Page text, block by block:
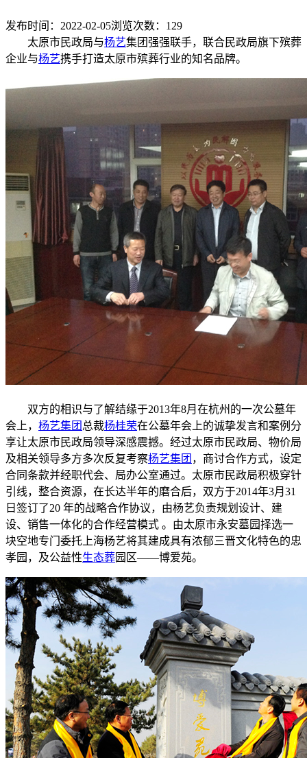
发布时间：2022-02-05浏览次数： 129
太原市民政局与杨艺集团强强联手，联合民政局旗下殡葬
企业与杨艺携手打造太原市殡葬行业的知名品牌。
双方的相识与了解结缘于2013年8月在杭州的一次公墓年
会上， 杨艺集团 总裁杨桂荣在公墓年会上的诚挚发言和案例分
享让太原市民政局领导深感震撼。经过太原市民政局、物价局
及相关领导多方多次反复考察杨艺集团 ，商讨合作方式，设定
合同条款并经职代会、局办公室通过。太原市民政局积极穿针
引线，整合资源，在长达半年的磨合后，双方于2014年3月31
日签订了20 年的战略合作协议，由杨艺负责规划设计、建
设、销售一体化的合作经营模式 。由太原市永安墓园择选一
块空地专门委托上海杨艺将其建成具有浓郁三晋文化特色的忠
孝园，及公益性生态葬园区——博爱苑。